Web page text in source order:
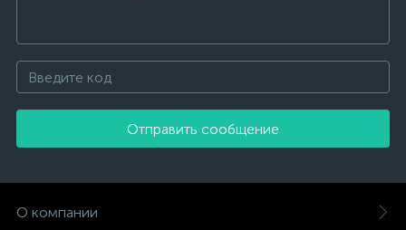
Отправить сообщение
О компании